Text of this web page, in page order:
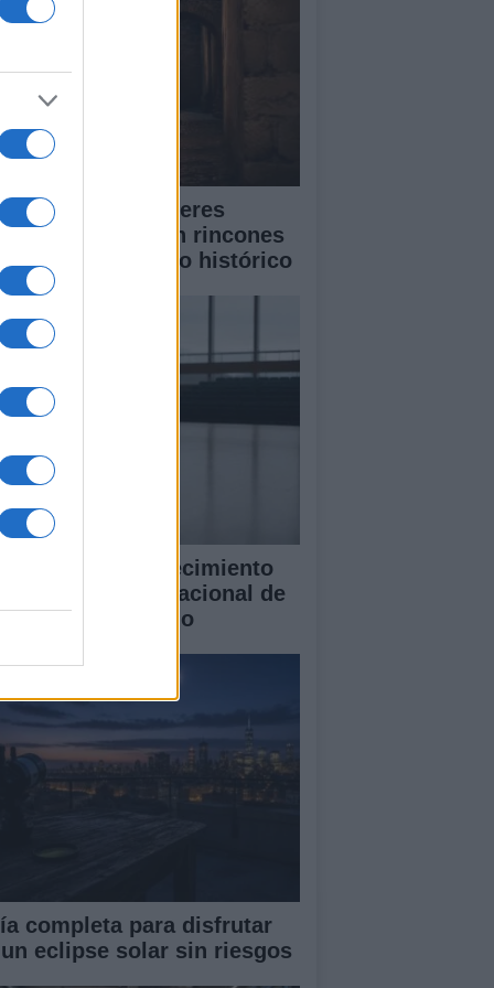
cómo Cáceres
la música en rincones
de su casco histórico
Galdo y el crecimiento
Concurso Internacional de
Cidade de Vigo
completa para disfrutar
eclipse solar sin riesgos